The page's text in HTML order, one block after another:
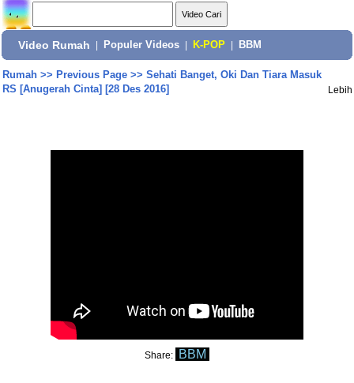
Video Rumah Populer Videos K-POP BBM
Rumah>> Previous Page>> Sehati Banget, Oki Dan Tiara Masuk
RS [Anugerah Cinta] [28 Des 2016]
Lebih
Share: BBM